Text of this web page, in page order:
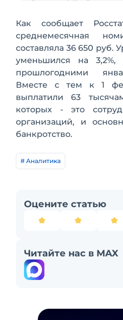
Как сообщает
среднемесячная
составляла 36 650 руб.
уменьшился на 3,2%,
прошлогодними
Вместе с тем к 1
выплатили 63
которых - это
организаций, и
банкротство.
# Аналитика
Оцените статью
Читайте нас в MAX